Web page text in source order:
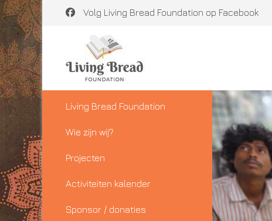
Volg Living Bread Foundation op Facebook
Living Bread Foundation
Wie zijn wij?
Projecten
Activiteiten kalender
Sponsor / donaties